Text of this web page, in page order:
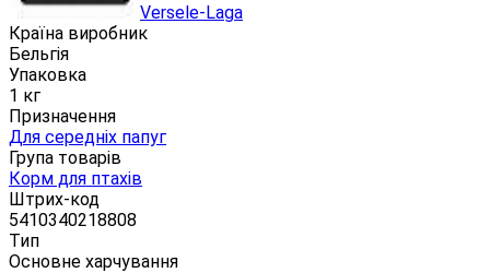
Versele-Laga
Країна виробник
Бельгія
Упаковка
1 кг
Призначення
Для середніх папуг
Група товарів
Корм для птахів
Штрих-код
5410340218808
Тип
Основне харчування